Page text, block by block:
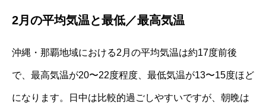
2月の平均気温と最低／最高気温
沖縄・那覇地域における2月の平均気温は約17度前後
で、最高気温が20〜22度程度、最低気温が13〜15度ほど
になります。日中は比較的過ごしやすいですが、朝晩は